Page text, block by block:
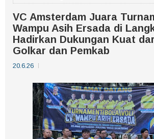
VC Amsterdam Juara
Wampu Asih Ersada di
Hadirkan Dukungan Kuat
Golkar dan Pemkab
20.6.26